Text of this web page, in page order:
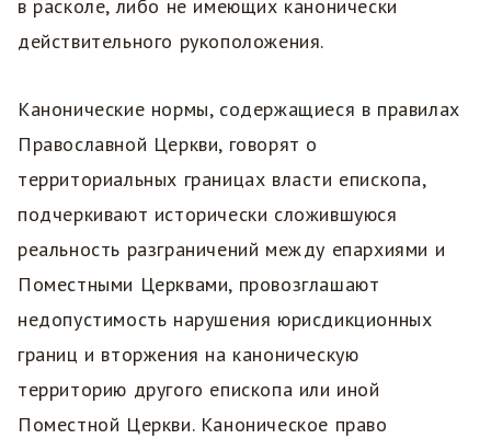
в расколе, либо не имеющих канонически
действительного рукоположения.
Канонические нормы, содержащиеся в правилах
Православной Церкви, говорят о
территориальных границах власти епископа,
подчеркивают исторически сложившуюся
реальность разграничений между епархиями и
Поместными Церквами, провозглашают
недопустимость нарушения юрисдикционных
границ и вторжения на каноническую
территорию другого епископа или иной
Поместной Церкви. Каноническое право